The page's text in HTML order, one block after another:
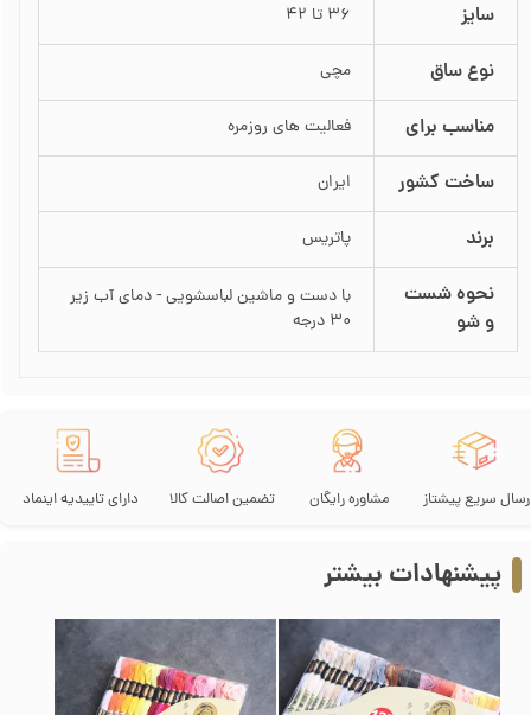
سایز 36 تا 42
نوع ساق مچی
مناسب برای فعالیت های روزمره
ساخت کشور ایران
برند پاتریس
نحوه شست
و شو
با دست و ماشین لباسشویی - دمای آب زیر
30 درجه
تضمین اصالت کالا مشاوره رایگان سریع پیشتاز دارای تاییدیه اینماد
پیشنهادات بیشتر